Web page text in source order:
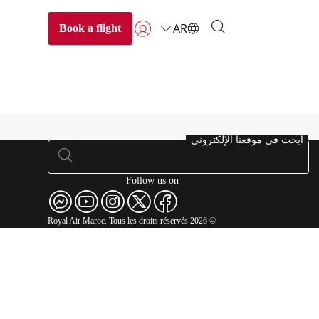
AR تسجيل الدخول | انضم)
Book a flight
ابحث في موقعنا الإلكتروني
Follow us on
© 2026 Royal Air Maroc. Tous les droits réservés